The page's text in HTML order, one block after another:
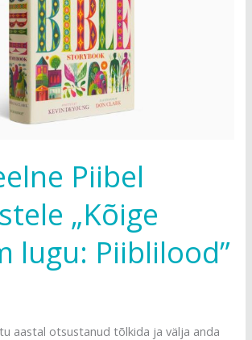
Piibel
„Kõige
lugu: Piiblilood”
aastal otsustanud tõlkida ja välja anda